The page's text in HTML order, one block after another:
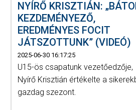
NYÍRŐ KRISZTIÁN:
KEZDEMÉNYEZŐ,
EREDMÉNYES FOCIT
JÁTSZOTTUNK” (VIDEÓ)
2025-06-30 16:17:25
U15-ös csapatunk vezetőedzője,
Nyírő Krisztián értékelte a
gazdag szezont.